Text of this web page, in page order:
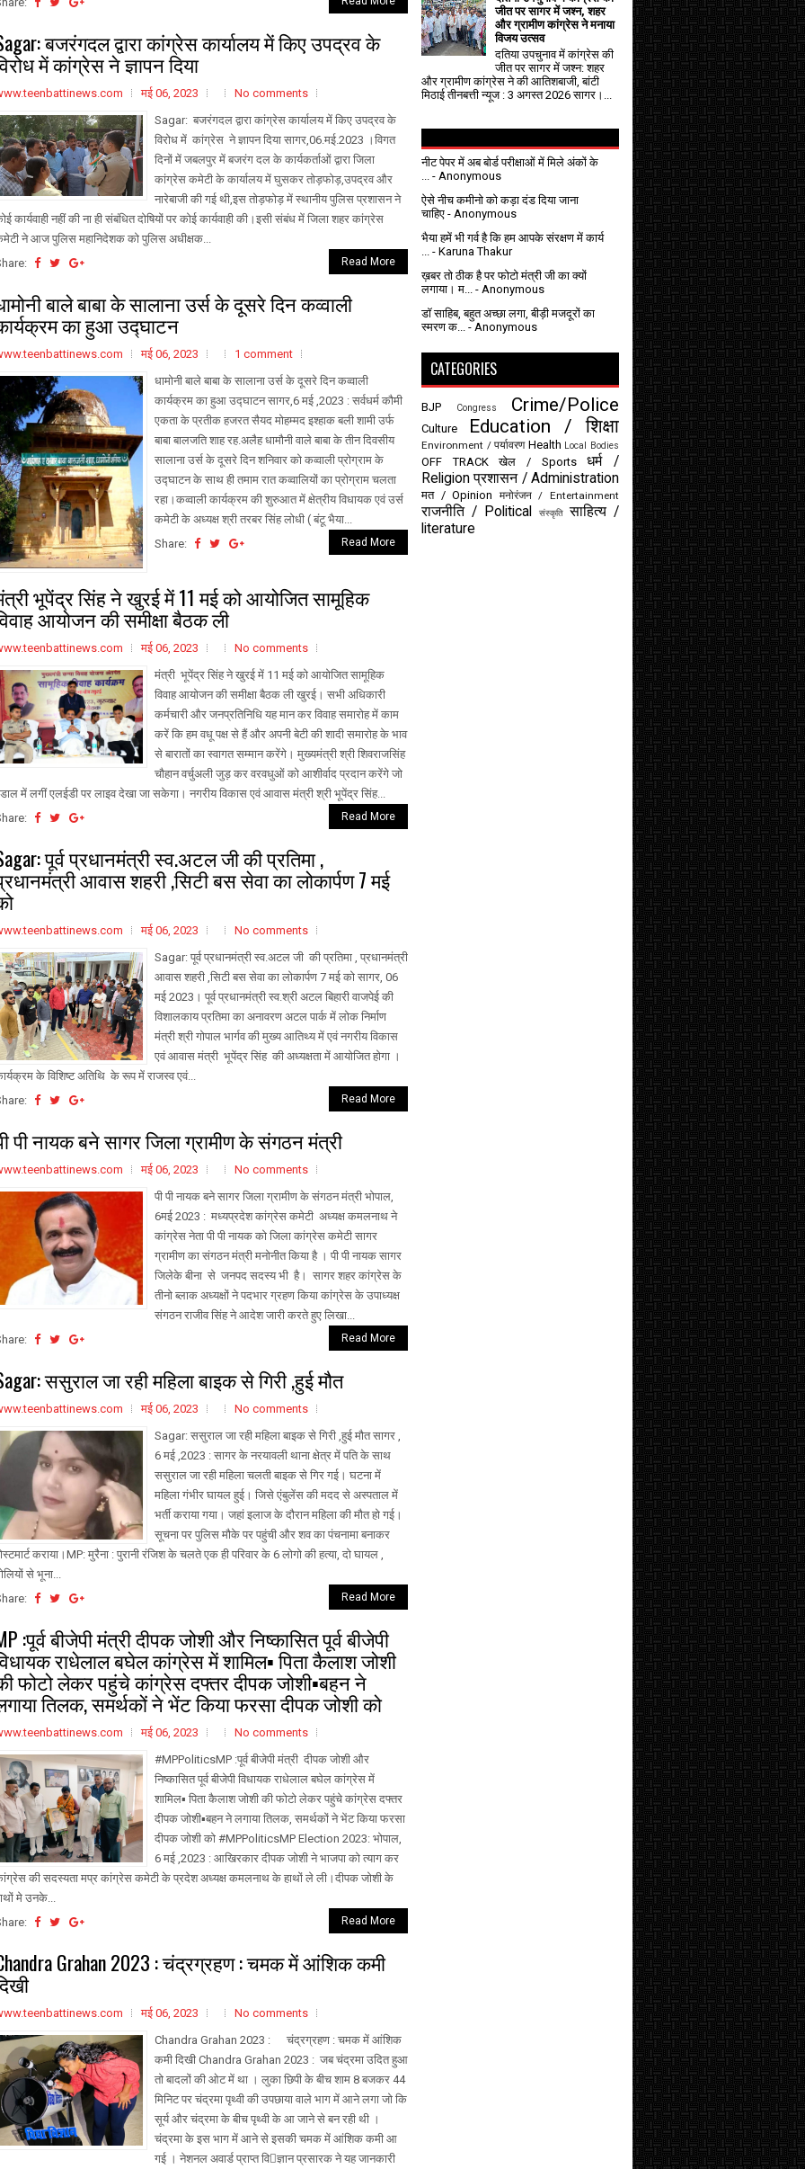
बजरंगदल द्वारा कांग्रेस कार्यालय में किए उपद्रव के
में कांग्रेस ने ज्ञापन दिया
मई 06, 2023
No comments
Sagar: बजरंगदल द्वारा कांग्रेस कार्यालय में किए उपद्रव के
विरोध में कांग्रेस ने ज्ञापन दिया सागर,06.मई.2023 ।विगत
दिनों में जबलपुर में बजरंग दल के कार्यकर्ताओं द्वारा जिला
कांग्रेस कमेटी के कार्यालय में घुसकर तोड़फोड़,उपद्रव और
नारेबाजी की गई थी,इस तोड़फोड़ में स्थानीय पुलिस प्रशासन ने
कार्यवाही नहीं की ना ही संबंधित दोषियों पर कोई कार्यवाही की।इसी संबंध में जिला शहर कांग्रेस
ने आज पुलिस महानिदेशक को पुलिस अधीक्षक...
Read More
बाले बाबा के सालाना उर्स के दूसरे दिन कव्वाली
का हुआ उद्घाटन
मई 06, 2023
1 comment
धामोनी बाले बाबा के सालाना उर्स के दूसरे दिन कव्वाली
कार्यक्रम का हुआ उद्घाटन सागर,6 मई ,2023 : सर्वधर्म कौमी
एकता के प्रतीक हजरत सैयद मोहम्मद इश्हाक बली शामी उर्फ
बाबा बालजति शाह रह.अलैह धामौनी वाले बाबा के तीन दिवसीय
सालाना उर्स के दूसरे दिन शनिवार को कव्वाली प्रोग्राम के
उद्घाटन के साथ ही तमाम रात कव्वालियों का प्रोग्राम चलता
रहा।कव्वाली कार्यक्रम की शुरुआत में क्षेत्रीय विधायक एवं उर्स
कमेटी के अध्यक्ष श्री तरबर सिंह लोधी ( बंटू भैया...
Share:
Read More
भूपेंद्र सिंह ने खुरई में 11 मई को आयोजित सामूहिक
आयोजन की समीक्षा बैठक ली
मई 06, 2023
No comments
मंत्री भूपेंद्र सिंह ने खुरई में 11 मई को आयोजित सामूहिक
विवाह आयोजन की समीक्षा बैठक ली खुरई। सभी अधिकारी
कर्मचारी और जनप्रतिनिधि यह मान कर विवाह समारोह में काम
करें कि हम वधू पक्ष से हैं और अपनी बेटी की शादी समारोह के भाव
से बारातों का स्वागत सम्मान करेंगे। मुख्यमंत्री श्री शिवराजसिंह
चौहान वर्चुअली जुड़ कर वरवधुओं को आशीर्वाद प्रदान करेंगे जो
में लगीं एलईडी पर लाइव देखा जा सकेगा। नगरीय विकास एवं आवास मंत्री श्री भूपेंद्र सिंह...
Read More
पूर्व प्रधानमंत्री स्व.अटल जी की प्रतिमा ,
आवास शहरी ,सिटी बस सेवा का लोकार्पण 7 मई
मई 06, 2023
No comments
Sagar: पूर्व प्रधानमंत्री स्व.अटल जी की प्रतिमा , प्रधानमंत्री
आवास शहरी ,सिटी बस सेवा का लोकार्पण 7 मई को सागर, 06
मई 2023। पूर्व प्रधानमंत्री स्व.श्री अटल बिहारी वाजपेई की
विशालकाय प्रतिमा का अनावरण अटल पार्क में लोक निर्माण
मंत्री श्री गोपाल भार्गव की मुख्य आतिथ्य में एवं नगरीय विकास
एवं आवास मंत्री भूपेंद्र सिंह की अध्यक्षता में आयोजित होगा ।
के विशिष्ट अतिथि के रूप में राजस्व एवं...
Read More
पी नायक बने सागर जिला ग्रामीण के संगठन मंत्री
मई 06, 2023
No comments
पी पी नायक बने सागर जिला ग्रामीण के संगठन मंत्री भोपाल,
6मई 2023 : मध्यप्रदेश कांग्रेस कमेटी अध्यक्ष कमलनाथ ने
कांग्रेस नेता पी पी नायक को जिला कांग्रेस कमेटी सागर
ग्रामीण का संगठन मंत्री मनोनीत किया है । पी पी नायक सागर
जिलेके बीना से जनपद सदस्य भी है। सागर शहर कांग्रेस के
तीनो ब्लाक अध्यक्षों ने पदभार ग्रहण किया कांग्रेस के उपाध्यक्ष
संगठन राजीव सिंह ने आदेश जारी करते हुए लिखा...
Read More
ससुराल जा रही महिला बाइक से गिरी ,हुई मौत
मई 06, 2023
No comments
Sagar: ससुराल जा रही महिला बाइक से गिरी ,हुई मौत सागर ,
6 मई ,2023 : सागर के नरयावली थाना क्षेत्र में पति के साथ
ससुराल जा रही महिला चलती बाइक से गिर गई। घटना में
महिला गंभीर घायल हुई। जिसे एंबुलेंस की मदद से अस्पताल में
भर्ती कराया गया। जहां इलाज के दौरान महिला की मौत हो गई।
सूचना पर पुलिस मौके पर पहुंची और शव का पंचनामा बनाकर
कराया।MP: मुरैना : पुरानी रंजिश के चलते एक ही परिवार के 6 लोगो की हत्या, दो घायल ,
से भूना...
Read More
:पूर्व बीजेपी मंत्री दीपक जोशी और निष्कासित पूर्व बीजेपी
राधेलाल बघेल कांग्रेस में शामिल▪️ पिता कैलाश जोशी
फोटो लेकर पहुंचे कांग्रेस दफ्तर दीपक जोशी▪️बहन ने
तिलक, समर्थकों ने भेंट किया फरसा दीपक जोशी को
मई 06, 2023
No comments
#MPPoliticsMP :पूर्व बीजेपी मंत्री दीपक जोशी और
निष्कासित पूर्व बीजेपी विधायक राधेलाल बघेल कांग्रेस में
शामिल▪️ पिता कैलाश जोशी की फोटो लेकर पहुंचे कांग्रेस दफ्तर
दीपक जोशी▪️बहन ने लगाया तिलक, समर्थकों ने भेंट किया फरसा
दीपक जोशी को #MPPoliticsMP Election 2023: भोपाल,
6 मई ,2023 : आखिरकार दीपक जोशी ने भाजपा को त्याग कर
की सदस्यता मप्र कांग्रेस कमेटी के प्रदेश अध्यक्ष कमलनाथ के हाथों ले ली।दीपक जोशी के
मे उनके...
Read More
Grahan 2023 : चंद्रग्रहण : चमक में आंशिक कमी
मई 06, 2023
No comments
Chandra Grahan 2023 : चंद्रग्रहण : चमक में आंशिक
कमी दिखी Chandra Grahan 2023 : जब चंद्रमा उदित हुआ
तो बादलों की ओट में था । लुका छिपी के बीच शाम 8 बजकर 44
मिनिट पर चंद्रमा पृथ्‍वी की उपछाया वाले भाग में आने लगा जो कि
सूर्य और चंद्रमा के बीच पृथ्‍वी के आ जाने से बन रही थी ।
चंद्रमा के इस भाग में आने से इसकी चमक में आंशिक कमी आ
गई । नेशनल अवार्ड प्राप्‍त विज्ञान प्रसारक ने यह जानकारी
जीत पर सागर में जश्न, शहर
और ग्रामीण कांग्रेस ने मनाया
विजय उत्सव
दतिया उपचुनाव में कांग्रेस की
जीत पर सागर में जश्न: शहर
और ग्रामीण कांग्रेस ने की आतिशबाजी, बांटी
मिठाई तीनबत्ती न्यूज : 3 अगस्त 2026 सागर।...
नीट पेपर में अब बोर्ड परीक्षाओं में मिले अंकों के
- Anonymous
ऐसे नीच कमीनो को कड़ा दंड दिया जाना
चाहिए - Anonymous
भैया हमें भी गर्व है कि हम आपके संरक्षण में कार्य
- Karuna Thakur
ख़बर तो ठीक है पर फोटो मंत्री जी का क्यों
लगाया। म...
- Anonymous
डॉ साहिब, बहुत अच्छा लगा, बीड़ी मजदूरों का
स्मरण क...
- Anonymous
CATEGORIES
BJP Congress Crime/Police
Culture Education / शिक्षा
Environment / पर्यावरण Health Local Bodies
OFF TRACK खेल / Sports
धर्म /
Religion प्रशासन / Administration
मत / Opinion मनोरंजन / Entertainment
राजनीति / Political संस्कृति साहित्य /
literature